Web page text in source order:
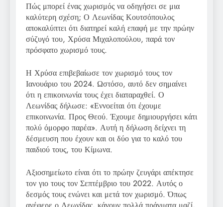
Πώς μπορεί ένας χωρισμός να οδηγήσει σε μια
καλύτερη σχέση; Ο Λεωνίδας Κουτσόπουλος
αποκαλύπτει ότι διατηρεί καλή επαφή με την πρώην
σύζυγό του, Χρύσα Μιχαλοπούλου, παρά τον
πρόσφατο χωρισμό τους.
Η Χρύσα επιβεβαίωσε τον χωρισμό τους τον
Ιανουάριο του 2024. Ωστόσο, αυτό δεν σημαίνει
ότι η επικοινωνία τους έχει διαταραχθεί. Ο
Λεωνίδας δήλωσε: «Εννοείται ότι έχουμε
επικοινωνία. Προς Θεού. Έχουμε δημιουργήσει κάτι
πολύ όμορφο παρέα». Αυτή η δήλωση δείχνει τη
δέσμευση που έχουν και οι δύο για το καλό του
παιδιού τους, του Κίμωνα.
Αξιοσημείωτο είναι ότι το πρώην ζευγάρι απέκτησε
τον γιο τους τον Σεπτέμβριο του 2022. Αυτός ο
δεσμός τους ενώνει και μετά τον χωρισμό. Όπως